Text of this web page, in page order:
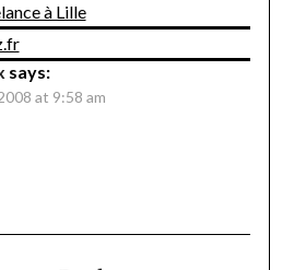
à Lille
says:
at 9:58 am